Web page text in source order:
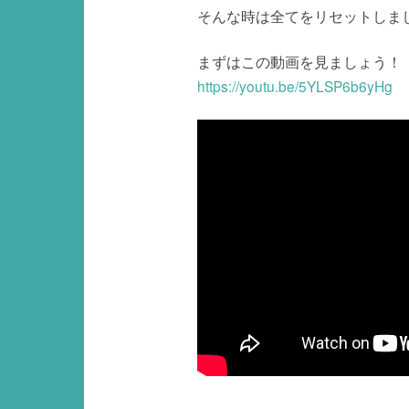
そんな時は全てをリセットしま
まずはこの動画を見ましょう！
https://youtu.be/5YLSP6b6yHg